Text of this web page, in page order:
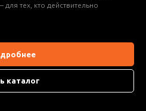
тех, кто действительно
каталог